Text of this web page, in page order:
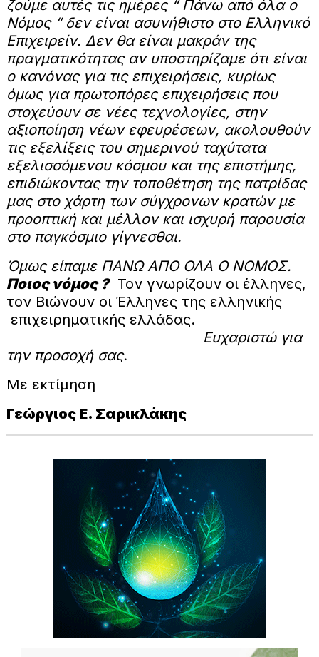
ζούμε αυτές τις ημέρες “ Πάνω από όλα ο
Νόμος “ δεν είναι ασυνήθιστο στο Ελληνικό
Επιχειρείν. Δεν θα είναι μακράν της
πραγματικότητας αν υποστηρίζαμε ότι είναι
ο κανόνας για τις επιχειρήσεις, κυρίως
όμως για πρωτοπόρες επιχειρήσεις που
στοχεύουν σε νέες τεχνολογίες, στην
αξιοποίηση νέων εφευρέσεων, ακολουθούν
τις εξελίξεις του σημερινού ταχύτατα
εξελισσόμενου κόσμου και της επιστήμης,
επιδιώκοντας την τοποθέτηση της πατρίδας
μας στο χάρτη των σύγχρονων κρατών με
προοπτική και μέλλον και ισχυρή παρουσία
στο παγκόσμιο γίγνεσθαι.
Όμως είπαμε ΠΑΝΩ ΑΠΟ ΟΛΑ Ο ΝΟΜΟΣ.
Ποιος νόμος ?Τον γνωρίζουν οι έλληνες,
τον Βιώνουν οι Έλληνες της ελληνικής
επιχειρηματικής ελλάδας.
Ευχαριστώ για
την προσοχή σας.
Με εκτίμηση
Γεώργιος Ε. Σαρικλάκης